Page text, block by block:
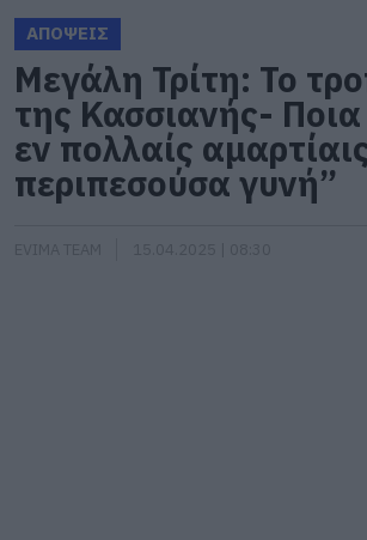
ΑΠΟΨΕΙΣ
Μεγάλη Τρίτη: Το
της Κασσιανής-
εν πολλαίς
περιπεσούσα γυνή”